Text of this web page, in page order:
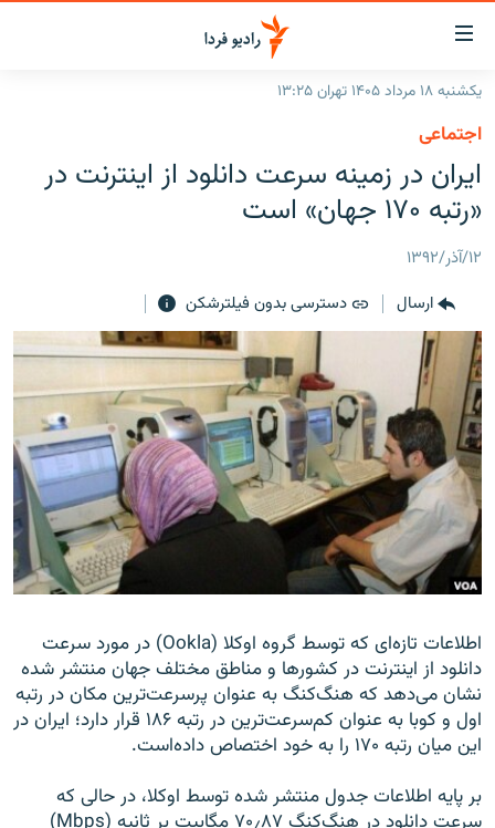
لینک‌های
قابلیت
دسترسی
بازگشت
منوی
اصلی
رفتن
صفحه
جستجو
ایران
جهان
برنامه‌های رادیویی
فرکانس‌ها
پادکست
چندرسانه‌ای
گزارش‌های تصویری
گزارش‌های ویدئویی
زنان فردا
English
به ما بپیوندید
یکشنبه ۱۸ مرداد ۱۴۰۵ تهران ۱۳:۲۵
اجتماعی
ایران در زمینه سرعت دانلود از اینترنت در
«رتبه ۱۷۰ جهان» است
۱۲/آذر/۱۳۹۲
ارسال
دسترسی بدون فیلترشکن
اطلاعات تازه‌ای که توسط گروه اوکلا (Ookla) در مورد سرعت
دانلود از اینترنت در کشورها و مناطق مختلف جهان منتشر شده
نشان می‌دهد که هنگ‌کنگ به عنوان پرسرعت‌ترین مکان در رتبه
اول و کوبا به عنوان کم‌سرعت‌ترین در رتبه ۱۸۶ قرار دارد؛ ایران در
این میان رتبه ۱۷۰ را به خود اختصاص داده‌است.
بر پایه اطلاعات جدول منتشر شده توسط اوکلا، در حالی که